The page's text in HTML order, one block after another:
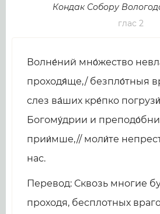
Кондак Собору
глас 2
Волне́ний мно́жество
проходя́ще,/ безпло́тныя
слез ва́ших кре́пко
Богому́дрии и
прии́мше,// моли́те
нас.
Перевод: Сквозь многие
проходя, бесплотных